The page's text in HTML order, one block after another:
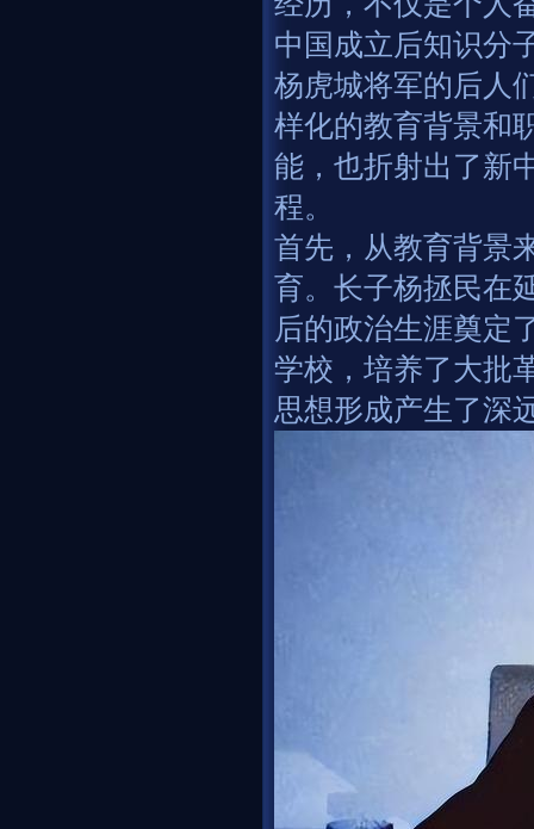
中国成立后知识分
杨虎城将军的后人
样化的教育背景和
能，也折射出了新
程。
首先，从教育背景
育。长子杨拯民在
后的政治生涯奠定
学校，培养了大批
思想形成产生了深